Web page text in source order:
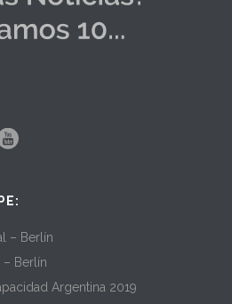
– Berlín
– Berlín
Argentina 2019